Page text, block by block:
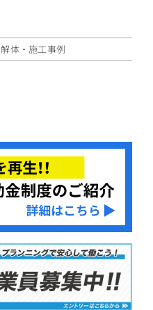
解体・施工事例